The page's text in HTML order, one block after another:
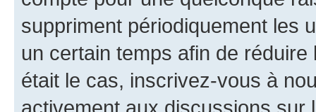
suppriment périodiquement les
un certain temps afin de
était le cas, inscrivez-vous à
activement aux discussions sur